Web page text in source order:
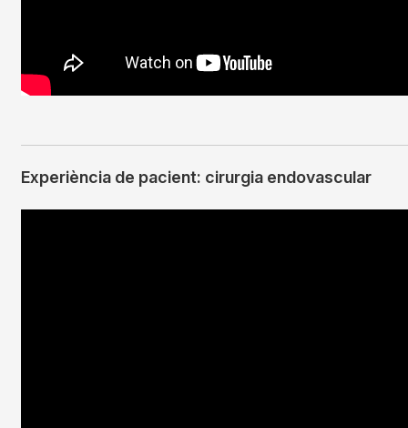
Experiència de pacient: cirurgia endovascular